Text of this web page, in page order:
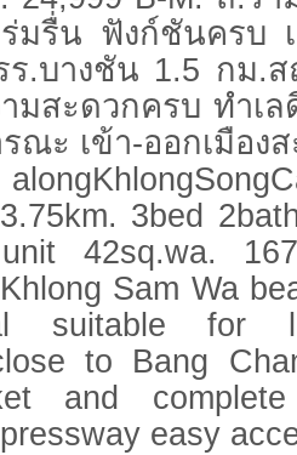
มรื่น ฟังก์ชันครบ
ร.บางชัน 1.5 กม.
มสะดวกครบ ทำเ
ณะ เข้า-ออกเมือง
3bed
42sq.wa.
Sam Wa
suitable for
to Bang
and
easy